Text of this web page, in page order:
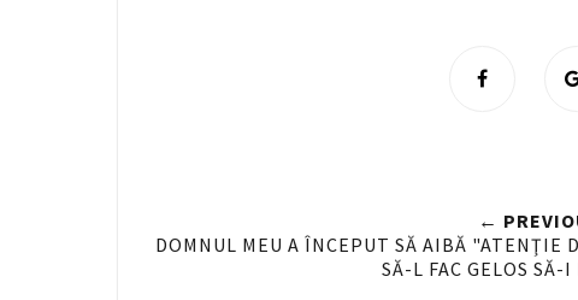
n
F
←
DOMNUL MEU A ÎNCEPUT SĂ AIBĂ
SĂ-L FAC GELOS SĂ-